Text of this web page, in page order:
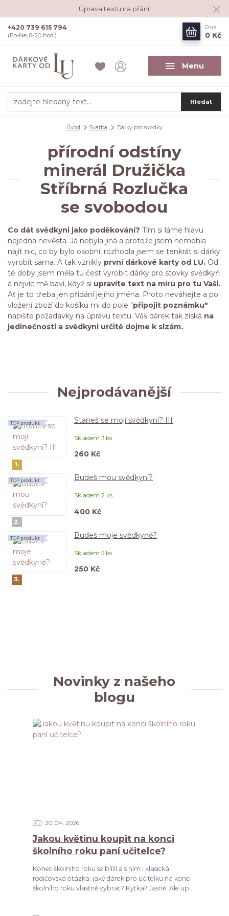
Úprava textu na přání.
Menu
Hledat
+420 739 615 794
(Po-Ne, 8-20 hod.)
0 ks
0 Kč
Úvod Svatba Dárky pro svědky
přírodní odstíny
minerál Družička
Stříbrná Rozlučka
se svobodou
Co dát svědkyni jako poděkování? Tím si láme hlavu
nejedna nevěsta. Já nebyla jiná a protože jsem nemohla
najít nic, co by bylo osobní, rozhodla jsem se tenkrát si dárky
vyrobit sama. A tak vznikly první dárkové karty od LU. Od
té doby jsem měla tu čest vyrobit dárky pro stovky svědkyň
a nejvíc mě baví, když si upravíte text na míru pro tu Vaši.
Ať je to třeba jen přidání jejího jména. Proto neváhejte a po
vložení zboží do košíku mi do pole "připojit poznámku"
napište požadavky na úpravu textu. Váš dárek tak získá na
jedinečnosti a svědkyni určitě dojme k slzám.
Nejprodávanější
1.
Staneš se mojí svědkyní? III
Skladem 3 ks
TOP produkt
260 Kč
2.
Budeš mou svědkyní?
Skladem 2 ks
TOP produkt
400 Kč
3.
Budeš moje svědkyně?
Skladem 5 ks
TOP produkt
250 Kč
Novinky z našeho
blogu
20 04 2026
Jakou květinu koupit na konci
školního roku paní učitelce?
Konec školního roku se blíží a s ním i klasická
rodičovská otázka: jaký dárek pro učitelku na konci
školního roku vlastně vybrat? Kytka? Jasně. Ale up...